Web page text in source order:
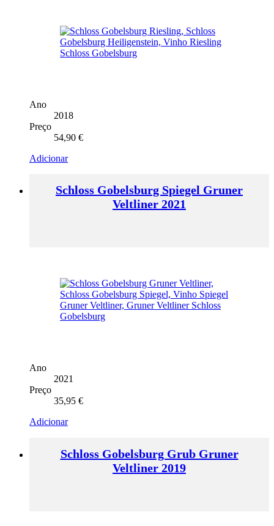
Ano
2018
Preço
54,90 €
Adicionar
Schloss Gobelsburg Spiegel Gruner
Veltliner 2021
Ano
2021
Preço
35,95 €
Adicionar
Schloss Gobelsburg Grub Gruner
Veltliner 2019